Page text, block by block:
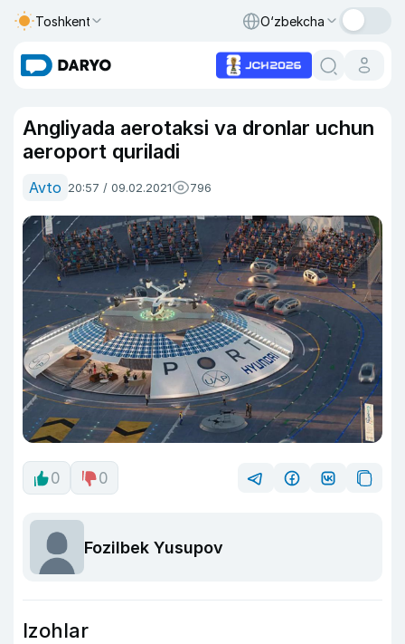
Toshkent O‘zbekcha
Angliyada aerotaksi va dronlar uchun
aeroport quriladi
Avto 20:57 / 09.02.2021 796
0 0
Fozilbek Yusupov
Izohlar